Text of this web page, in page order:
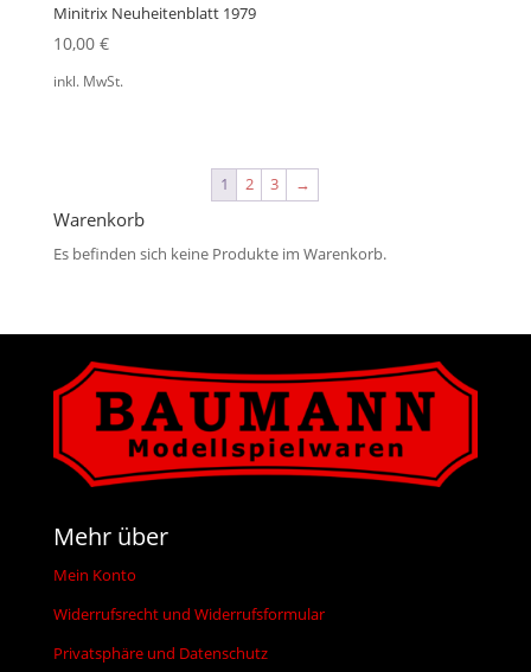
Minitrix Neuheitenblatt 1979
10,00 €
inkl. MwSt.
1 2 3 →
Warenkorb
Es befinden sich keine Produkte im Warenkorb.
Mehr über
Mein Konto
Widerrufsrecht und Widerrufsformular
Privatsphäre und Datenschutz